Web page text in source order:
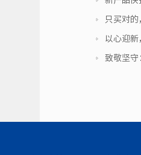
只买对
以心迎新
致敬坚